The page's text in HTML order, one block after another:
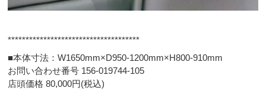
*************************************
■本体寸法：W1650mm×D950-1200mm×H800-910mm
お問い合わせ番号 156-019744-105
店頭価格 80,000円(税込)